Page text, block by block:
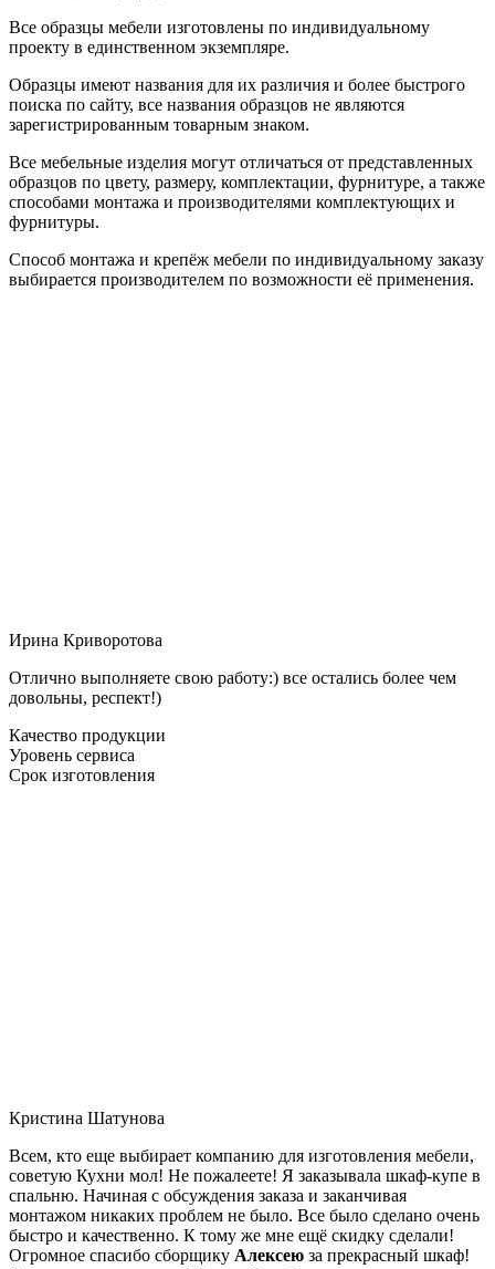
Все образцы мебели изготовлены по индивидуальному
проекту в единственном экземпляре.
Образцы имеют названия для их различия и более быстрого
поиска по сайту, все названия образцов не являются
зарегистрированным товарным знаком.
Все мебельные изделия могут отличаться от представленных
образцов по цвету, размеру, комплектации, фурнитуре, а также
способами монтажа и производителями комплектующих и
фурнитуры.
Способ монтажа и крепёж мебели по индивидуальному заказу
выбирается производителем по возможности её применения.
Ирина Криворотова
Отлично выполняете свою работу:) все остались более чем
довольны, респект!)
Качество продукции
Уровень сервиса
Срок изготовления
Кристина Шатунова
Всем, кто еще выбирает компанию для изготовления мебели,
советую Кухни мол! Не пожалеете! Я заказывала шкаф-купе в
спальню. Начиная с обсуждения заказа и заканчивая
монтажом никаких проблем не было. Все было сделано очень
быстро и качественно. К тому же мне ещё скидку сделали!
Огромное спасибо сборщику Алексею за прекрасный шкаф!